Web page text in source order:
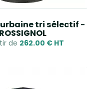
tri sélectif -
ROSSIGNOL
de 262.00 € HT